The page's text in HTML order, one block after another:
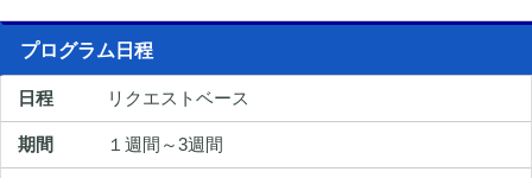
プログラム日程
リクエストベース
１週間～3週間